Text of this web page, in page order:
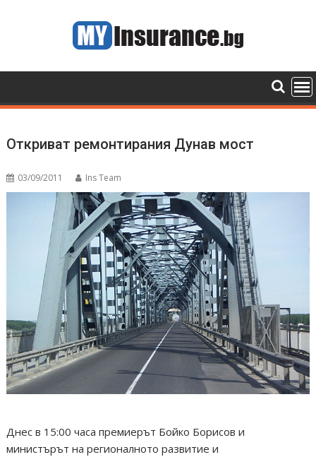
Откриват ремонтирания Дунав мост
03/09/2011 Ins Team
Днес в 15:00 часа премиерът Бойко Борисов и
министърът на регионалното развитие и